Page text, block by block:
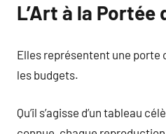
L’Art à la Portée
Elles représentent une porte
les budgets.
Qu’il s’agisse d’un tableau